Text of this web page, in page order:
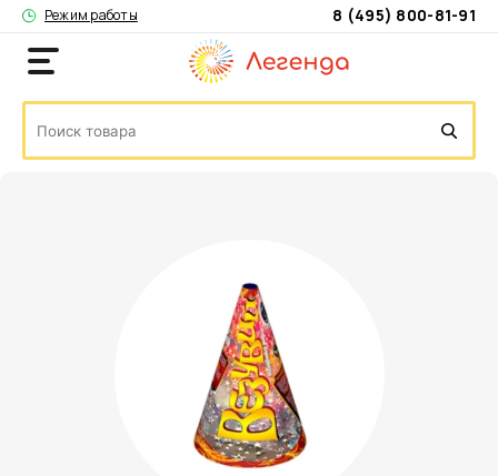
Режим работы 8 (495) 800-81-91